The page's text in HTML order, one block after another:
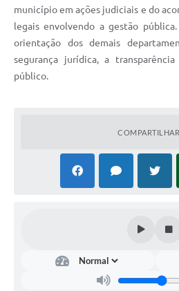
Defesa Civil
Departamento de Bem-Estar Social
Divisão de Rendas
Inscrições para o Castramóvel
Nota Fiscal de Serviço Eletrônica
Postos de Atendimento ao Trabalhador
município em ações judiciais e do
legais envolvendo a gestão
orientação dos demais
segurança jurídica, a
público.
COMPARTILHAR